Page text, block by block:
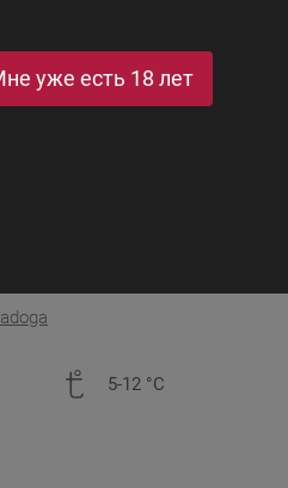
уже есть 18 лет
box
5-12 °C